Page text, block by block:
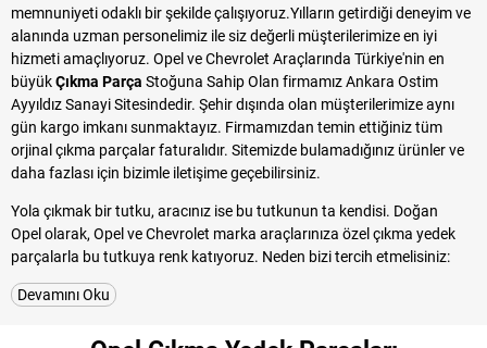
memnuniyeti odaklı bir şekilde çalışıyoruz.Yılların getirdiği deneyim ve
alanında uzman personelimiz ile siz değerli müşterilerimize en iyi
hizmeti amaçlıyoruz. Opel ve Chevrolet Araçlarında Türkiye'nin en
büyükÇıkma Parça Stoğuna Sahip Olan firmamız Ankara Ostim
Ayyıldız Sanayi Sitesindedir. Şehir dışında olan müşterilerimize aynı
gün kargo imkanı sunmaktayız. Firmamızdan temin ettiğiniz tüm
orjinal çıkma parçalar faturalıdır. Sitemizde bulamadığınız ürünler ve
daha fazlası için bizimle iletişime geçebilirsiniz.
Yola çıkmak bir tutku, aracınız ise bu tutkunun ta kendisi. Doğan
Opel olarak, Opel ve Chevrolet marka araçlarınıza özel çıkma yedek
parçalarla bu tutkuya renk katıyoruz. Neden bizi tercih etmelisiniz:
1. Marka Tutkusu:
olan bir ekibiz. Araçlarınızın ruhunu ve performansını anlıyoruz. Bu
Devamını Oku